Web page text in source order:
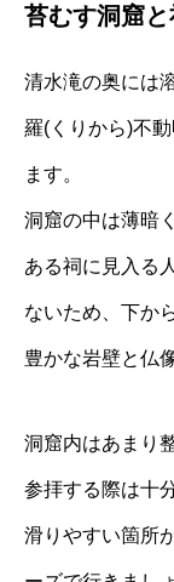
苔むす洞窟
清水滝の奥には
羅(くりから)不
ます。
洞窟の中は薄暗
ある祠に見入る
ないため、下か
豊かな岩壁と仏
洞窟内はあまり
参拝する際は十
滑りやすい箇所